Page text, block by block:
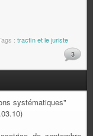
: tracfin et le juriste
3
systématiques"